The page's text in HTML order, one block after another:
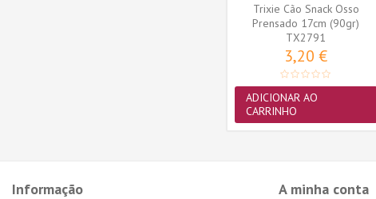
Trixie Cão Snack Osso
Prensado 17cm (90gr)
(TX2791)
TX2791
3,20 €
ADICIONAR AO
CARRINHO
Informação A minha conta